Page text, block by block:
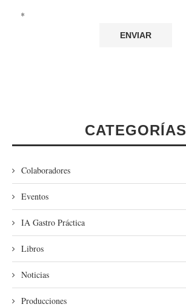
*
CATEGORÍAS
Colaboradores
Eventos
IA Gastro Práctica
Libros
Noticias
Producciones